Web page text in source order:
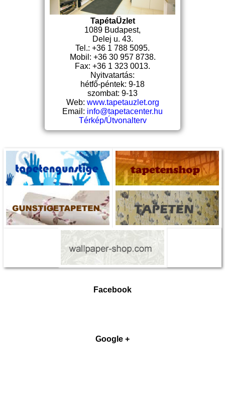
TapétaÜzlet
1089 Budapest,
Delej u. 43.
Tel.: +36 1 788 5095.
Mobil: +36 30 957 8738.
Fax: +36 1 323 0013.
Nyitvatartás:
hétfő-péntek: 9-18
szombat: 9-13
Web: www.tapetauzlet.org
Email: info@tapetacenter.hu
Térkép/Útvonalterv
Facebook
Google +